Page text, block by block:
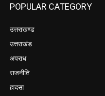
POPULAR CATEGORY
उत्तराखण्ड
उत्तराखंड
अपराध
राजनीति
हादसा